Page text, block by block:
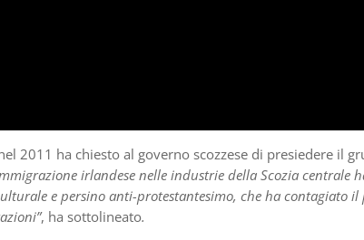
2011 ha chiesto al governo scozzese di presiedere il
irlandese nelle industrie della Scozia centrale
e persino anti-protestantesimo, che ha contagiato il
, ha sottolineato.